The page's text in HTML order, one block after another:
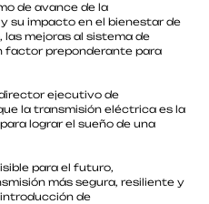
de avance de la
su impacto en el bienestar de
las mejoras al sistema de
factor preponderante para
ejecutivo de
la transmisión eléctrica es la
lograr el sueño de una
para el futuro,
más segura, resiliente y
de